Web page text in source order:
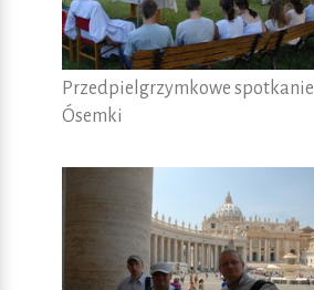
Przedpielgrzymkowe spotkanie
Ósemki